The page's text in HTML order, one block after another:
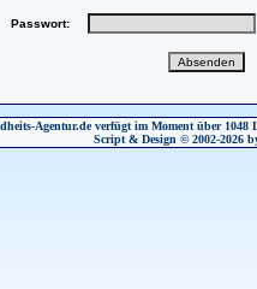
Passwort:
Agentur.de verfügt im Moment über
Script & Design © 2002-2026